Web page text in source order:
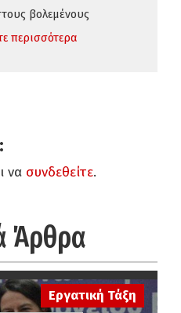
βολεμένους
περισσότερα
να συνδεθείτε.
Άρθρα
Εργατική Τάξη